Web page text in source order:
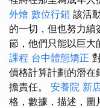
外燴 數位行銷 該活
的一切，但也努力
節，他們只能以巨大
課程 台中體態矯正
價格計算計劃的潛在
擔責任。 安養院 新
格，數據，描述，圖